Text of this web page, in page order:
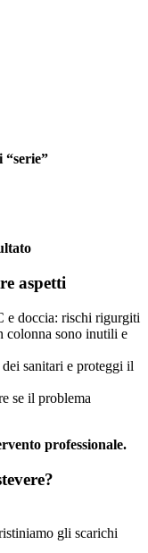
“serie”
aspetti
e doccia: rischi rigurgiti
colonna sono inutili e
sanitari e proteggi il
se il problema
professionale.
gli scarichi